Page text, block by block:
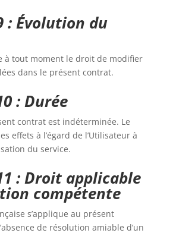
: Évolution du
à tout moment le droit de modifier
dans le présent contrat.
: Durée
contrat est indéterminée. Le
effets à l’égard de l’Utilisateur à
du service.
: Droit applicable
compétente
s’applique au présent
de résolution amiable d’un